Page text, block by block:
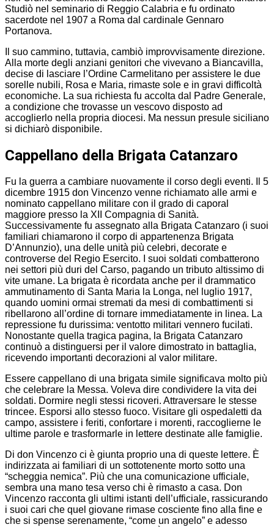
Studiò nel seminario di Reggio Calabria e fu ordinato
sacerdote nel 1907 a Roma dal cardinale Gennaro
Portanova.
Il suo cammino, tuttavia, cambiò improvvisamente direzione.
Alla morte degli anziani genitori che vivevano a Biancavilla,
decise di lasciare l’Ordine Carmelitano per assistere le due
sorelle nubili, Rosa e Maria, rimaste sole e in gravi difficoltà
economiche. La sua richiesta fu accolta dal Padre Generale,
a condizione che trovasse un vescovo disposto ad
accoglierlo nella propria diocesi. Ma nessun presule siciliano
si dichiarò disponibile.
Cappellano della Brigata Catanzaro
Fu la guerra a cambiare nuovamente il corso degli eventi. Il 5
dicembre 1915 don Vincenzo venne richiamato alle armi e
nominato cappellano militare con il grado di caporal
maggiore presso la XII Compagnia di Sanità.
Successivamente fu assegnato alla Brigata Catanzaro (i suoi
familiari chiamarono il corpo di appartenenza Brigata
D’Annunzio), una delle unità più celebri, decorate e
controverse del Regio Esercito. I suoi soldati combatterono
nei settori più duri del Carso, pagando un tributo altissimo di
vite umane. La brigata è ricordata anche per il drammatico
ammutinamento di Santa Maria la Longa, nel luglio 1917,
quando uomini ormai stremati da mesi di combattimenti si
ribellarono all’ordine di tornare immediatamente in linea. La
repressione fu durissima: ventotto militari vennero fucilati.
Nonostante quella tragica pagina, la Brigata Catanzaro
continuò a distinguersi per il valore dimostrato in battaglia,
ricevendo importanti decorazioni al valor militare.
Essere cappellano di una brigata simile significava molto più
che celebrare la Messa. Voleva dire condividere la vita dei
soldati. Dormire negli stessi ricoveri. Attraversare le stesse
trincee. Esporsi allo stesso fuoco. Visitare gli ospedaletti da
campo, assistere i feriti, confortare i morenti, raccoglierne le
ultime parole e trasformarle in lettere destinate alle famiglie.
Di don Vincenzo ci è giunta proprio una di queste lettere. È
indirizzata ai familiari di un sottotenente morto sotto una
“scheggia nemica”. Più che una comunicazione ufficiale,
sembra una mano tesa verso chi è rimasto a casa. Don
Vincenzo racconta gli ultimi istanti dell’ufficiale, rassicurando
i suoi cari che quel giovane rimase cosciente fino alla fine e
che si spense serenamente, “come un angelo” e adesso